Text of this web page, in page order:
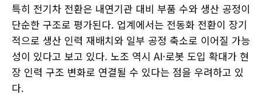
특히 전기차 전환은 내연기관 대비 부품 수와 생산 공정이
단순한 구조로 평가된다. 업계에서는 전동화 전환이 장기
적으로 생산 인력 재배치와 일부 공정 축소로 이어질 가능
성이 있다고 보고 있다. 노조 역시 AI·로봇 도입 확대가 현
장 인력 구조 변화로 연결될 수 있다는 점을 우려하고 있
다.